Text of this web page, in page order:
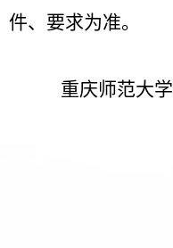
件、要求为准。
重庆师范大学